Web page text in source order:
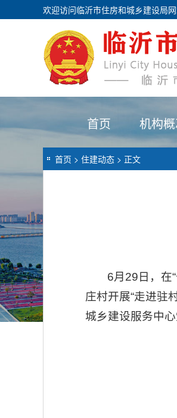
欢迎访问临沂市住房和城乡建设局
首页 机构
首页 > 住建动态 > 正文
6月29日，在
庄村开展“走进驻
城乡建设服务中